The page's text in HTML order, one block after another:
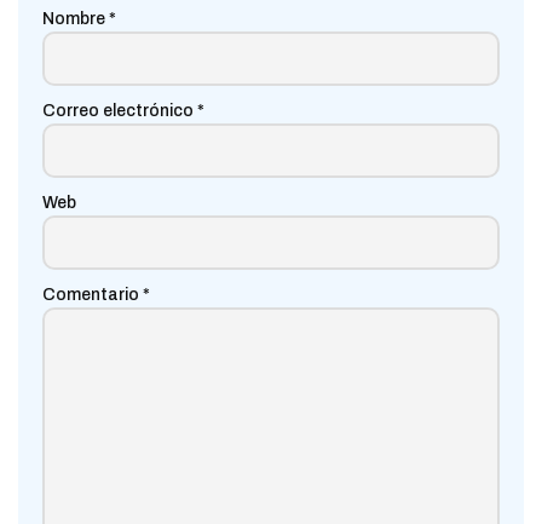
Nombre *
Correo electrónico *
Web
Comentario *